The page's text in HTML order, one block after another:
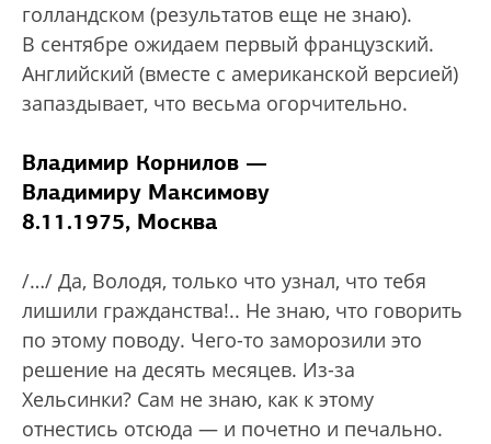
голландском (результатов еще не знаю).
В сентябре ожидаем первый французский.
Английский (вместе с американской версией)
запаздывает, что весьма огорчительно.
Владимир Корнилов —
Владимиру Максимову
8.11.1975, Москва
/…/ Да, Володя, только что узнал, что тебя
лишили гражданства!.. Не знаю, что говорить
по этому поводу. Чего-то заморозили это
решение на десять месяцев. Из-за
Хельсинки? Сам не знаю, как к этому
отнестись отсюда — и почетно и печально.